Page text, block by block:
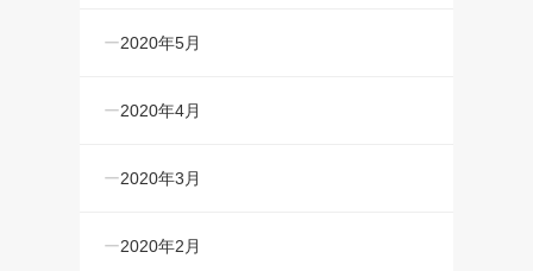
2020年5月
2020年4月
2020年3月
2020年2月